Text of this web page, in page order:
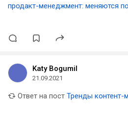
продакт-менеджмент: меняются
Katy Bogumil
21.09.2021
Ответ на пост Тренды контент-